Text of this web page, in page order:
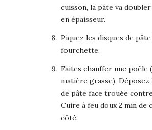
cuisson, la pâte va
en épaisseur.
Piquez les disques de pâte
fourchette.
Faites chauffer une poêle
matière grasse). Déposez
de pâte face trouée
Cuire à feu doux 2 min de
côté.